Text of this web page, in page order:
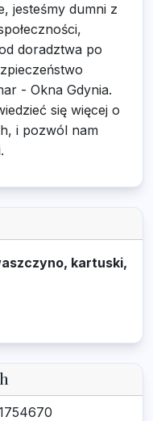
jesteśmy dumni z
doradztwa po
- Okna Gdynia.
się więcej o
i pozwól nam
kartuski,